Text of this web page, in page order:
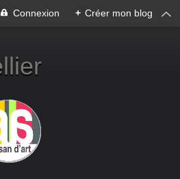
Connexion + Créer mon blog